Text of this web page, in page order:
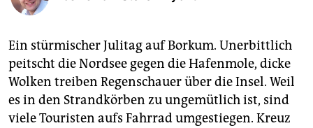
shop
unterstützen
abo
genossenschaft
Ein stürmischer Julitag auf Borkum. Unerbittlich
peitscht die Nordsee gegen die Hafenmole, dicke
Wolken treiben Regenschauer über die Insel. Weil
es in den Strandkörben zu ungemütlich ist, sind
viele Touristen aufs Fahrrad umgestiegen. Kreuz